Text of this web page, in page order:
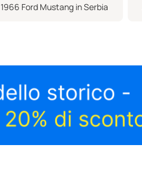
1966 Ford Mustang in Serbia